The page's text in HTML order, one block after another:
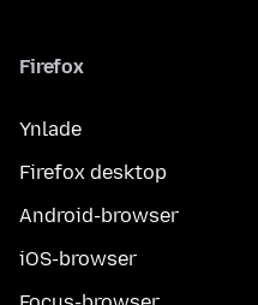
Firefox
Ynlade
Firefox desktop
Android-browser
iOS-browser